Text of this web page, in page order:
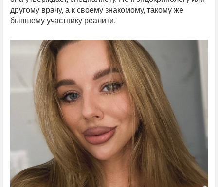
другому врачу, а к своему знакомому, такому же
бывшему участнику реалити.